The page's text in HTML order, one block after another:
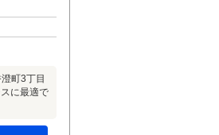
町3丁目
に最適で